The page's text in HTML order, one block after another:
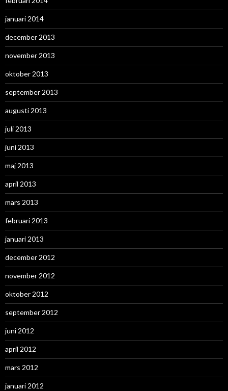
januari 2014
december 2013
november 2013
oktober 2013
september 2013
augusti 2013
juli 2013
juni 2013
maj 2013
april 2013
mars 2013
februari 2013
januari 2013
december 2012
november 2012
oktober 2012
september 2012
juni 2012
april 2012
mars 2012
januari 2012